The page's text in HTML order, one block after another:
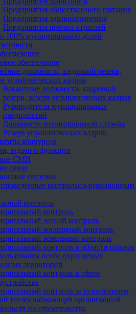
Предприятия общественного питания
Предприятия здравоохранения
Предприятия прочих отраслей
100% муниципальной долей
обеспечение
должности, кадровый резерв,
управленческих кадров
Вакантные должности, кадровый
резерв, резерв управленческих кадров
Руководители муниципальных
предприятий
Должности муниципальной службы
Резерв управленческих кадров
конкурсов
задачи и функции
СМИ
связи
системы
контрольно-ревизионным
контроль
контроль
лесной контроль
жилищный контроль
земельный контроль
контроль в области охраны
особо охраняемых
территорий
контроль в сфере
контроль за исполнением
теплоснабжающей организацией
по строительству,